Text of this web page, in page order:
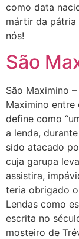
como data
mártir da pátria
nós!
São
São Maximino
Maximino entre
define como
a lenda,
sido atacado
cuja garupa
assistira,
teria obrigado
Lendas como
escrita no
mosteiro de